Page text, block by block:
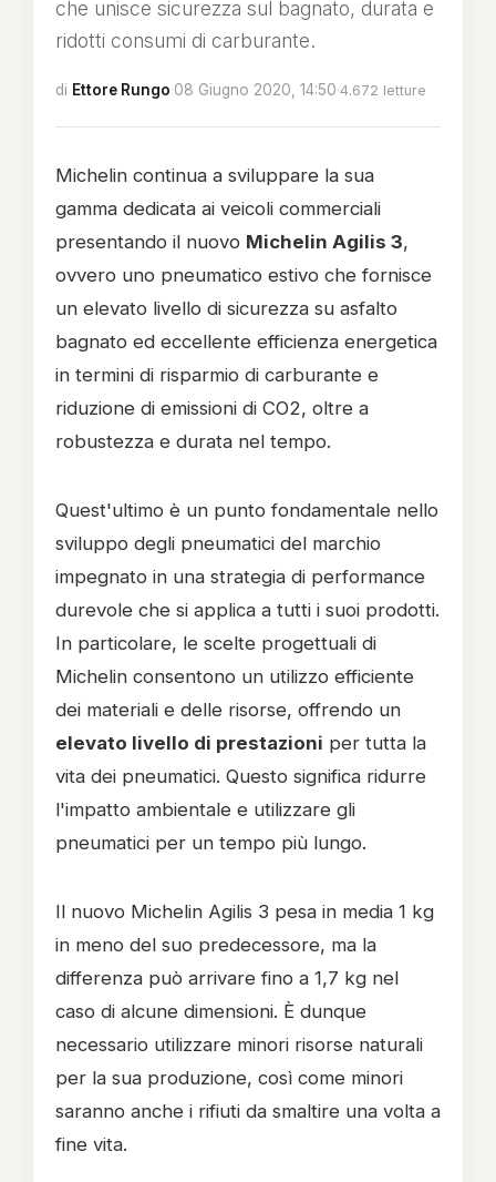
che unisce sicurezza sul bagnato, durata e
ridotti consumi di carburante.
di Ettore Rungo·08 Giugno 2020, 14:50·4.672 letture
Michelin continua a sviluppare la sua
gamma dedicata ai veicoli commerciali
presentando il nuovo Michelin Agilis 3,
ovvero uno pneumatico estivo che fornisce
un elevato livello di sicurezza su asfalto
bagnato ed eccellente efficienza energetica
in termini di risparmio di carburante e
riduzione di emissioni di CO2, oltre a
robustezza e durata nel tempo.
Quest'ultimo è un punto fondamentale nello
sviluppo degli pneumatici del marchio
impegnato in una strategia di performance
durevole che si applica a tutti i suoi prodotti.
In particolare, le scelte progettuali di
Michelin consentono un utilizzo efficiente
dei materiali e delle risorse, offrendo un
elevato livello di prestazioni per tutta la
vita dei pneumatici. Questo significa ridurre
l'impatto ambientale e utilizzare gli
pneumatici per un tempo più lungo.
Il nuovo Michelin Agilis 3 pesa in media 1 kg
in meno del suo predecessore, ma la
differenza può arrivare fino a 1,7 kg nel
caso di alcune dimensioni. È dunque
necessario utilizzare minori risorse naturali
per la sua produzione, così come minori
saranno anche i rifiuti da smaltire una volta a
fine vita.